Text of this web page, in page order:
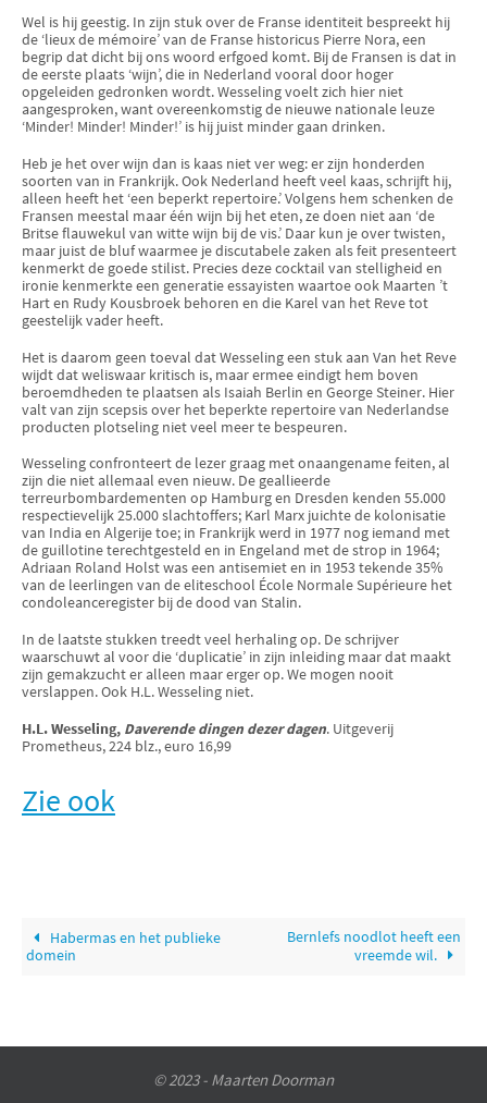
Wel is hij geestig. In zijn stuk over de Franse identiteit bespreekt hij
de ‘lieux de mémoire’ van de Franse historicus Pierre Nora, een
begrip dat dicht bij ons woord erfgoed komt. Bij de Fransen is dat in
de eerste plaats ‘wijn’, die in Nederland vooral door hoger
opgeleiden gedronken wordt. Wesseling voelt zich hier niet
aangesproken, want overeenkomstig de nieuwe nationale leuze
‘Minder! Minder! Minder!’ is hij juist minder gaan drinken.
Heb je het over wijn dan is kaas niet ver weg: er zijn honderden
soorten van in Frankrijk. Ook Nederland heeft veel kaas, schrijft hij,
alleen heeft het ‘een beperkt repertoire.’ Volgens hem schenken de
Fransen meestal maar één wijn bij het eten, ze doen niet aan ‘de
Britse flauwekul van witte wijn bij de vis.’ Daar kun je over twisten,
maar juist de bluf waarmee je discutabele zaken als feit presenteert
kenmerkt de goede stilist. Precies deze cocktail van stelligheid en
ironie kenmerkte een generatie essayisten waartoe ook Maarten ’t
Hart en Rudy Kousbroek behoren en die Karel van het Reve tot
geestelijk vader heeft.
Het is daarom geen toeval dat Wesseling een stuk aan Van het Reve
wijdt dat weliswaar kritisch is, maar ermee eindigt hem boven
beroemdheden te plaatsen als Isaiah Berlin en George Steiner. Hier
valt van zijn scepsis over het beperkte repertoire van Nederlandse
producten plotseling niet veel meer te bespeuren.
Wesseling confronteert de lezer graag met onaangename feiten, al
zijn die niet allemaal even nieuw. De geallieerde
terreurbombardementen op Hamburg en Dresden kenden 55.000
respectievelijk 25.000 slachtoffers; Karl Marx juichte de kolonisatie
van India en Algerije toe; in Frankrijk werd in 1977 nog iemand met
de guillotine terechtgesteld en in Engeland met de strop in 1964;
Adriaan Roland Holst was een antisemiet en in 1953 tekende 35%
van de leerlingen van de eliteschool École Normale Supérieure het
condoleanceregister bij de dood van Stalin.
In de laatste stukken treedt veel herhaling op. De schrijver
waarschuwt al voor die ‘duplicatie’ in zijn inleiding maar dat maakt
zijn gemakzucht er alleen maar erger op. We mogen nooit
verslappen. Ook H.L. Wesseling niet.
H.L. Wesseling, Daverende dingen dezer dagen. Uitgeverij
Prometheus, 224 blz., euro 16,99
Zie ook
Habermas en het publieke
domein
Bernlefs noodlot heeft een
vreemde wil.
© 2023 - Maarten Doorman